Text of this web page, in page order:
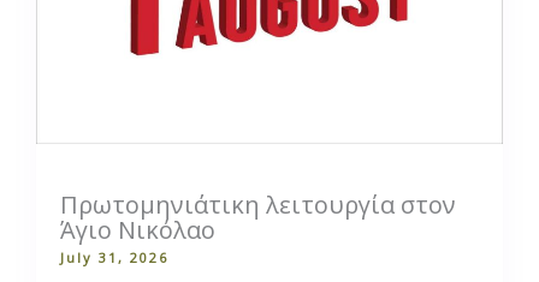
Πρωτομηνιάτικη λειτουργία στον
Άγιο Νικόλαο
July 31, 2026